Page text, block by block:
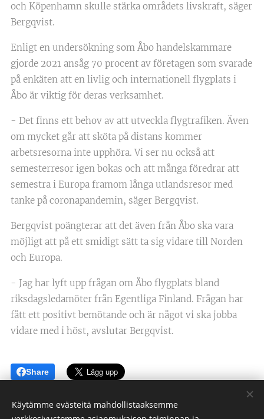
och Köpenhamn skulle stärka områdets livskraft, säger
Bergqvist.
Enligt en undersökning som Åbo handelskammare
gjorde 2021 ansåg 70 procent av företagen som svarade
på enkäten att en livlig och internationell flygplats i
Åbo är viktig för deras verksamhet.
- Det finns ett behov av att utveckla flygtrafiken. Även
om mycket går att sköta på distans kommer
arbetsresorna inte upphöra. Vi ser nu också att
semesterresor igen bokas och att många föredrar att
semestra i Europa framom långa utlandsresor med
tanke på coronapandemin, säger Bergqvist.
Bergqvist poängterar att det även från Åbo ska vara
möjligt att på ett smidigt sätt ta sig vidare till Norden
och Europa.
- Jag har lyft upp frågan om Åbo flygplats bland
riksdagsledamöter från Egentliga Finland. Frågan har
fått ett positivt bemötande och är något vi ska jobba
vidare med i höst, avslutar Bergqvist.
Share
Käytämme evästeitä mahdollistaaksemme